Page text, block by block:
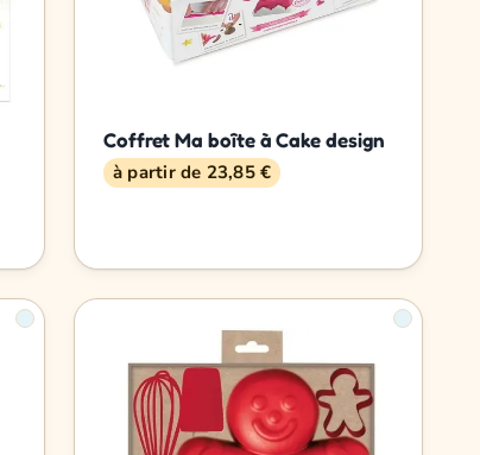
Coffret Ma boîte à Cake design
à partir de 23,85 €